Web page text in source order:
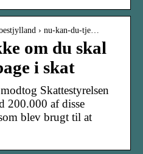
› nu-kan-du-tje…
om du skal
i skat
Skattestyrelsen
200.000 af disse
blev brugt til at